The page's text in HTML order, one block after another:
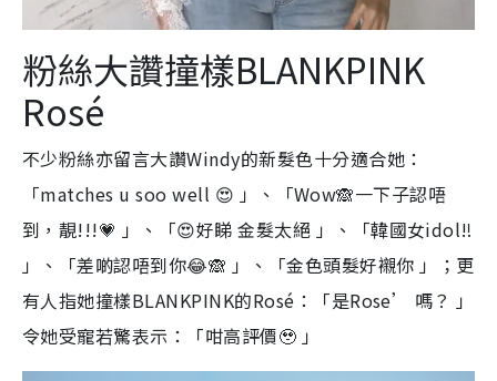
粉絲大讚撞樣BLANKPINK
Rosé
不少粉絲亦留言大讚Windy的新髮色十分適合她：
「matches u soo well 😍 」、「Wow🙈一下子認唔
到，靚!!!💗 」、「😍好睇 金髮太絕 」、「韓國女idol‼️
」、「差啲認唔到你😂🙈 」、「金色頭髮好襯你 」；更
有人指她撞樣BLANKPINK的Rosé：「是Rose’ 嗎？ 」
令她受寵若驚表示：「咁高評價🥹 」